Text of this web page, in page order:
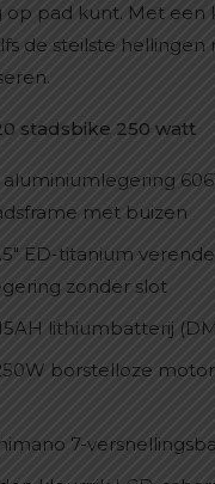
op pad kunt. Met een
de steilste hellingen
stadsbike 250 watt
aluminiumlegering
met buizen
ED-titanium
zonder slot
lithiumbatterij
borstelloze
7-